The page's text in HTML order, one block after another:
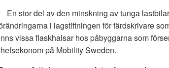
stor del av den minskning av tunga
i lagstiftningen för färdskrivare
vissa flaskhalsar hos påbyggarna som
på Mobility Sweden.